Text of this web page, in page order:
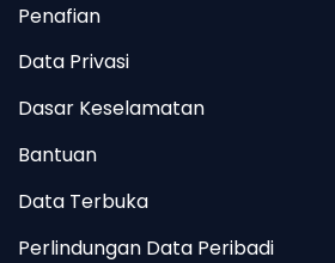
Penafian
Data Privasi
Dasar Keselamatan
Bantuan
Data Terbuka
Perlindungan Data Peribadi